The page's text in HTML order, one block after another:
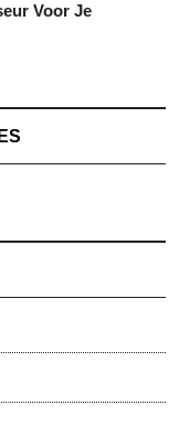
Voor Je